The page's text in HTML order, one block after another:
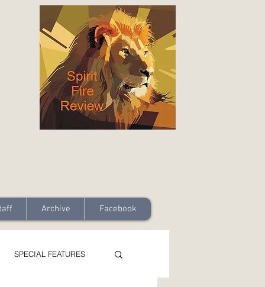
Archive Facebook
SPECIAL FEATURES